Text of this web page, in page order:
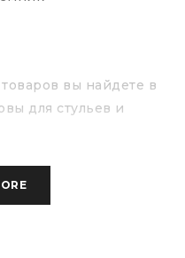
вы найдете в
для стульев и